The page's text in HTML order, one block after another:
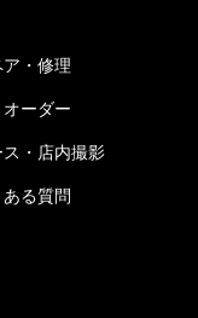
ア・修理
ーダー
ス・店内撮影
る質問